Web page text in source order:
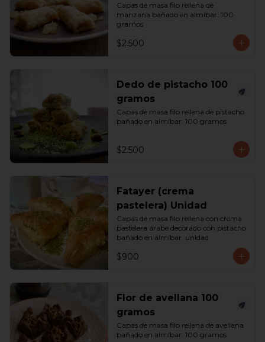
Capas de masa filo rellena de
manzana bañado en almíbar. 100
gramos
$2.500
Dedo de pistacho 100
gramos
Capas de masa filo rellena de pistacho
bañado en almíbar. 100 gramos
$2.500
Fatayer (crema
pastelera) Unidad
Capas de masa filo rellena con crema
pastelera árabe decorado con pistacho
bañado en almíbar. unidad
$900
Flor de avellana 100
gramos
Capas de masa filo rellena de avellana
bañado en almíbar. 100 gramos